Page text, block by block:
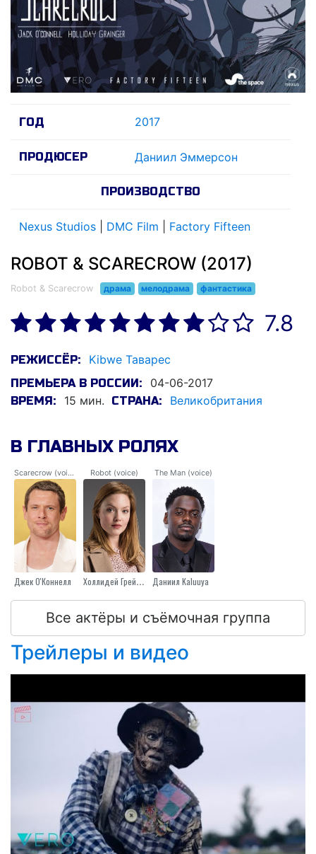
ГОД 2017
ПРОДЮСЕР Даниил Эммерсон
ПРОИЗВОДСТВО
Nexus Studios DMC Film Factory Fifteen
ROBOT & SCARECROW (2017)
Robot & Scarecrow драма мелодрама фантастика
7.8
РЕЖИССЁР: Kibwe Таварес
ПРЕМЬЕРА В РОССИИ: 04-06-2017
ВРЕМЯ: 15 мин. СТРАНА: Великобритания
В ГЛАВНЫХ РОЛЯХ
Scarecrow (voice)
Джек О'Коннелл
Robot (voice)
Холлидей Грейнджер
The Man (voice)
Даниил Kaluuya
Все актёры и съёмочная группа
Трейлеры и видео